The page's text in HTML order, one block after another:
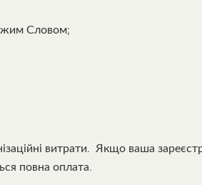
Словом;
витрати. Якщо ваша
повна оплата.